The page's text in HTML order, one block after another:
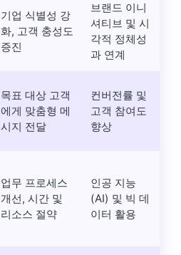
기업 식별성 강
화, 고객 충성도
증진
브랜드 이니
셔티브 및 시
각적 정체성
과 연계
목표 대상 고객
에게 맞춤형 메
시지 전달
컨버전률 및
고객 참여도
향상
업무 프로세스
개선, 시간 및
리소스 절약
인공 지능
(AI) 및 빅 데
이터 활용